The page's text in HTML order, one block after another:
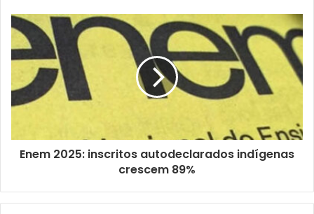
e
m
a
i
Enem 2025: inscritos autodeclarados indígenas
crescem 89%